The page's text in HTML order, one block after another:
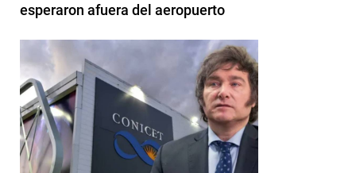
esperaron afuera del aeropuerto